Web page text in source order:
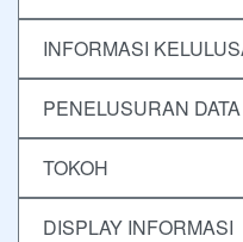
INFORMASI
PENELUSURAN
TOKOH
DISPLAY INFORMASI